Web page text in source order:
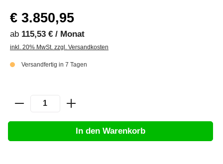
€ 3.850,95
ab 115,53 € / Monat
inkl. 20% MwSt. zzgl. Versandkosten
Versandfertig in 7 Tagen
In den Warenkorb